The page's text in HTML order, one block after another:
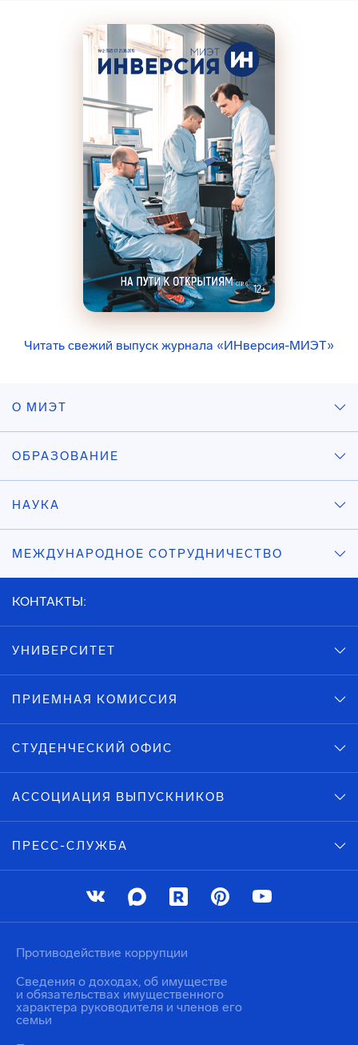
Читать свежий выпуск журнала «ИНверсия-МИЭТ»
О МИЭТ
ОБРАЗОВАНИЕ
НАУКА
МЕЖДУНАРОДНОЕ СОТРУДНИЧЕСТВО
КОНТАКТЫ:
УНИВЕРСИТЕТ
ПРИЕМНАЯ КОМИССИЯ
СТУДЕНЧЕСКИЙ ОФИС
АССОЦИАЦИЯ ВЫПУСКНИКОВ
ПРЕСС-СЛУЖБА
Противодействие коррупции
Сведения о доходах, об имуществе
и обязательствах имущественного
характера руководителя и членов его
семьи